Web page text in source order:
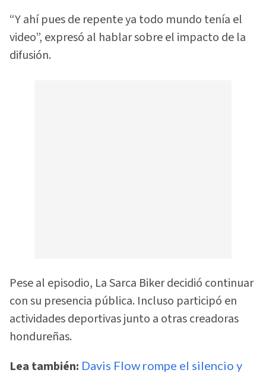
“Y ahí pues de repente ya todo mundo tenía el
video”, expresó al hablar sobre el impacto de la
difusión.
Pese al episodio, La Sarca Biker decidió continuar
con su presencia pública. Incluso participó en
actividades deportivas junto a otras creadoras
hondureñas.
Lea también: Davis Flow rompe el silencio y